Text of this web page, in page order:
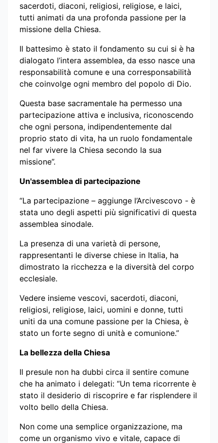
sacerdoti, diaconi, religiosi, religiose, e laici,
tutti animati da una profonda passione per la
missione della Chiesa.
Il battesimo è stato il fondamento su cui si è ha
dialogato l’intera assemblea, da esso nasce una
responsabilità comune e una corresponsabilità
che coinvolge ogni membro del popolo di Dio.
Questa base sacramentale ha permesso una
partecipazione attiva e inclusiva, riconoscendo
che ogni persona, indipendentemente dal
proprio stato di vita, ha un ruolo fondamentale
nel far vivere la Chiesa secondo la sua
missione”.
Un'assemblea di partecipazione
“La partecipazione – aggiunge l’Arcivescovo - è
stata uno degli aspetti più significativi di questa
assemblea sinodale.
La presenza di una varietà di persone,
rappresentanti le diverse chiese in Italia, ha
dimostrato la ricchezza e la diversità del corpo
ecclesiale.
Vedere insieme vescovi, sacerdoti, diaconi,
religiosi, religiose, laici, uomini e donne, tutti
uniti da una comune passione per la Chiesa, è
stato un forte segno di unità e comunione.”
La bellezza della Chiesa
Il presule non ha dubbi circa il sentire comune
che ha animato i delegati: “Un tema ricorrente è
stato il desiderio di riscoprire e far risplendere il
volto bello della Chiesa.
Non come una semplice organizzazione, ma
come un organismo vivo e vitale, capace di